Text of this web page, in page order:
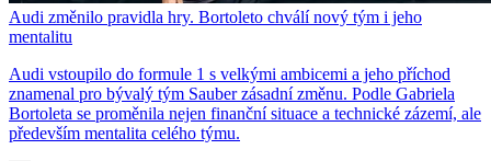
Audi změnilo pravidla hry. Bortoleto chválí nový tým i jeho
mentalitu
Audi vstoupilo do formule 1 s velkými ambicemi a jeho příchod
znamenal pro bývalý tým Sauber zásadní změnu. Podle Gabriela
Bortoleta se proměnila nejen finanční situace a technické zázemí, ale
především mentalita celého týmu.